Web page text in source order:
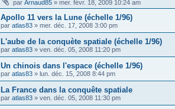
par Arnaud85 » mer. févr. 18, 2009 10:24 am
Apollo 11 vers la Lune (échelle 1/96)
par atlas83 » mer. déc. 17, 2008 3:00 pm
L'aube de la conquète spatiale (échelle 1/96)
par atlas83 » ven. déc. 05, 2008 11:20 pm
Un chinois dans l'espace (échelle 1/96)
par atlas83 » lun. déc. 15, 2008 8:44 pm
La France dans la conquête spatiale
par atlas83 » ven. déc. 05, 2008 11:30 pm